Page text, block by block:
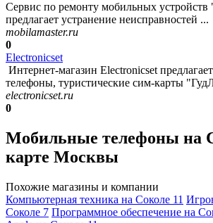
Сервис по ремонту мобильных
предлагает устранение неисправностей ...
mobilamaster.ru
0
Electronicset
Интернет-магазин Electronicset
телефоны, туристические сим-карты
electronicset.ru
0
Мобильные телефоны на
карте Москвы
Похожие магазины и компании
Компьютерная техника на Соколе 11
Соколе 7 Программное обеспечение на